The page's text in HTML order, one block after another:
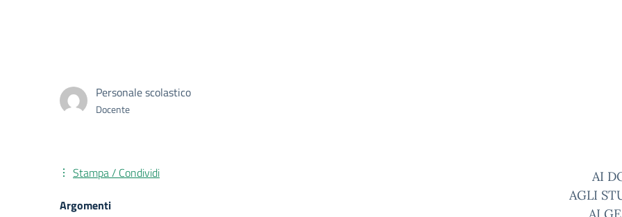
Personale scolastico
Docente
AI
AGLI
Stampa / Condividi
Argomenti